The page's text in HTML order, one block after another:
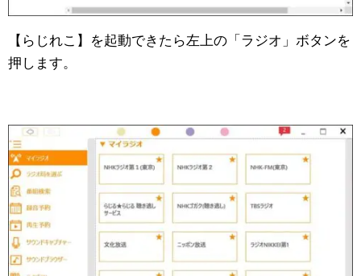
【らじれこ】を起動できたら左上の「ラジオ」ボタンを
押します。